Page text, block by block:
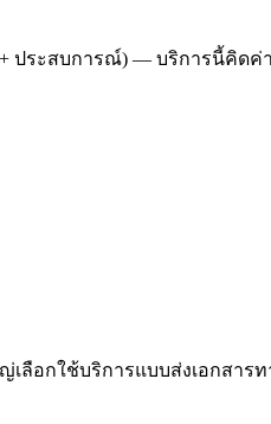
+ ประสบการณ์) — บริการนี้คิ
ลือกใช้บริการแบบส่งเอกสา